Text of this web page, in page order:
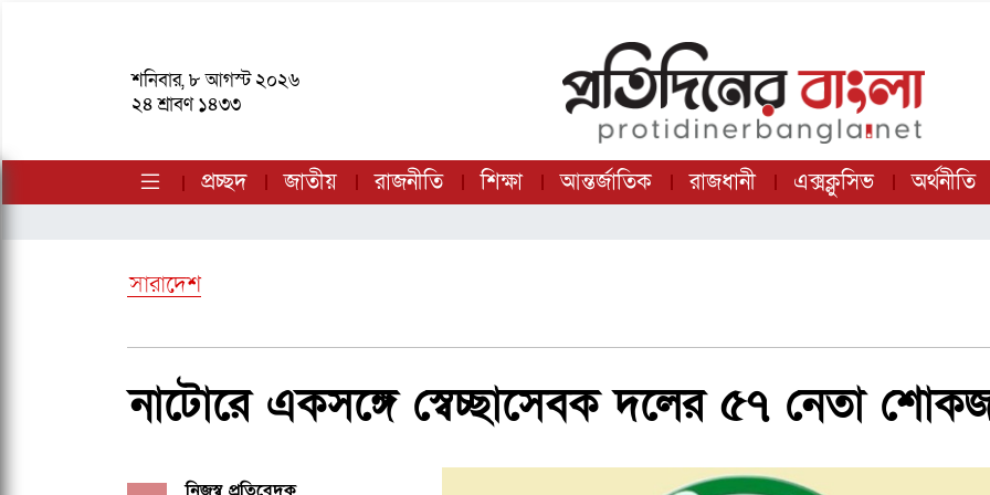
শনিবার, ৮ আগস্ট ২০২৬
২৪ শ্রাবণ ১৪৩৩
প্রচ্ছদ জাতীয় রাজনীতি শিক্ষা আন্তর্জাতিক রাজধানী এক্সক্লুসিভ অর্থনীতি
সারাদেশ
নাটোরে একসঙ্গে স্বেচ্ছাসেবক দলের ৫৭ নেতা